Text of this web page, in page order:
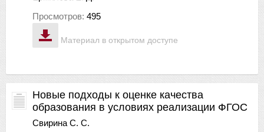
Материал в открытом доступе
Просмотров: 495
Новые подходы к оценке качества
образования в условиях реализации ФГОС
Свирина С. С.